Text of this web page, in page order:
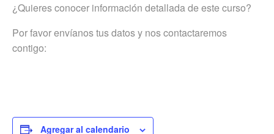
¿Quieres conocer información detallada de este curso?
Por favor envíanos tus datos y nos contactaremos
contigo:
Agregar al calendario